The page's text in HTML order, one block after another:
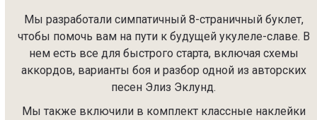
Мы разработали симпатичный 8-страничный буклет,
чтобы помочь вам на пути к будущей укулеле-славе. В
нем есть все для быстрого старта, включая схемы
аккордов, варианты боя и разбор одной из авторских
песен Элиз Эклунд.
Мы также включили в комплект классные наклейки